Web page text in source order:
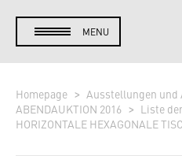
MENU
Homepage
Ausstellungen und
ABENDAUKTION 2016
Liste
HORIZONTALE HEXAGONALE